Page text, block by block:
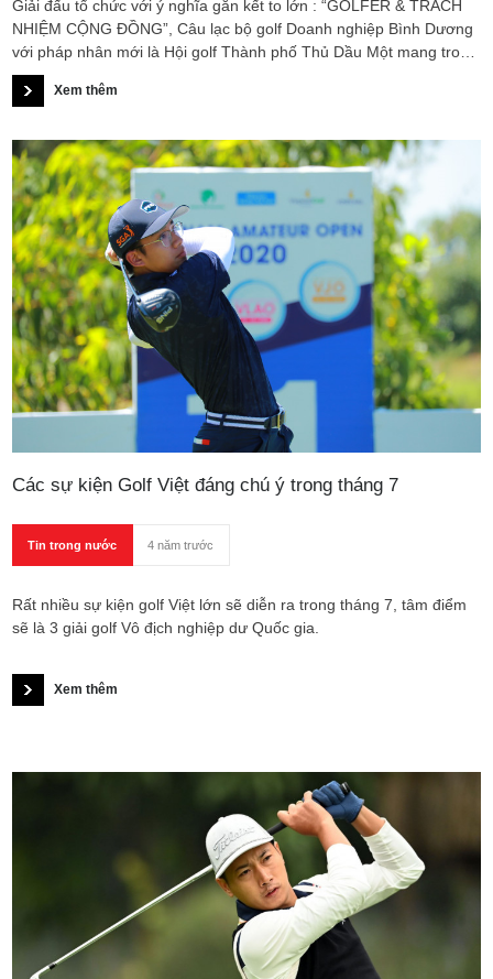
Giải đấu tổ chức với ý nghĩa gắn kết to lớn : “GOLFER & TRÁCH
NHIỆM CỘNG ĐỒNG”, Câu lạc bộ golf Doanh nghiệp Bình Dương
với pháp nhân mới là Hội golf Thành phố Thủ Dầu Một mang trong
mình một sứ mệnh ngày một lớn hơn.
Xem thêm
Các sự kiện Golf Việt đáng chú ý trong tháng 7
Tin trong nước 4 năm trước
Rất nhiều sự kiện golf Việt lớn sẽ diễn ra trong tháng 7, tâm điểm
sẽ là 3 giải golf Vô địch nghiệp dư Quốc gia.
Xem thêm